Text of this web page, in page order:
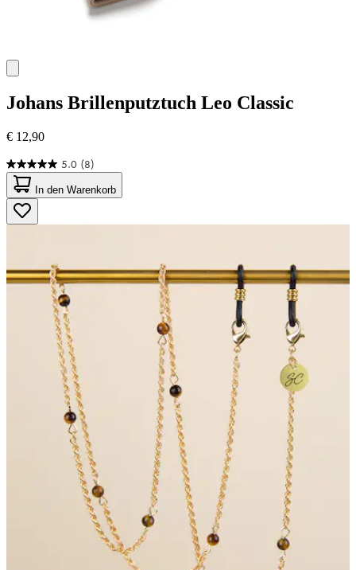
Johans Brillenputztuch Leo Classic
€ 12,90
5.0 (8)
5.0
von
5
Sternen.
8
In den Warenkorb